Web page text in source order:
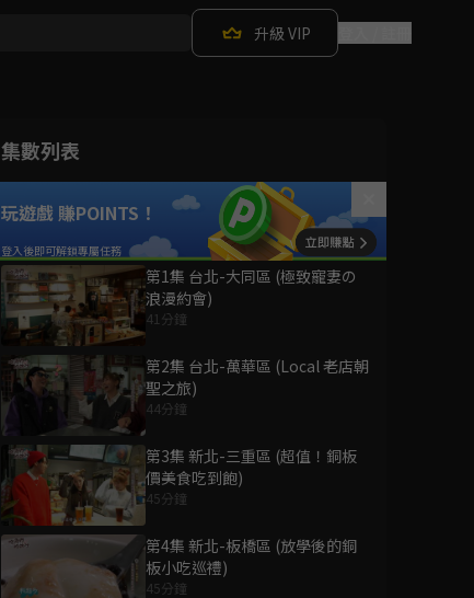
升級 VIP
集數列表
玩遊戲 賺POINTS！
第1集 台北-大同區 (極致寵妻の
浪漫約會)
41分鐘
第2集 台北-萬華區 (Local 老店朝
聖之旅)
44分鐘
第3集 新北-三重區 (超值！銅板
價美食吃到飽)
45分鐘
第4集 新北-板橋區 (放學後的銅
板小吃巡禮)
45分鐘